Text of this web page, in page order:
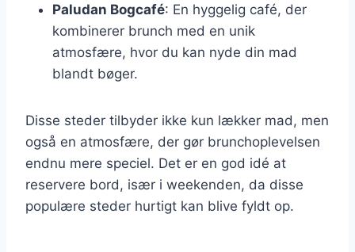
Paludan Bogcafé: En hyggelig café, der
kombinerer brunch med en unik
atmosfære, hvor du kan nyde din mad
blandt bøger.
Disse steder tilbyder ikke kun lækker mad, men
også en atmosfære, der gør brunchoplevelsen
endnu mere speciel. Det er en god idé at
reservere bord, især i weekenden, da disse
populære steder hurtigt kan blive fyldt op.